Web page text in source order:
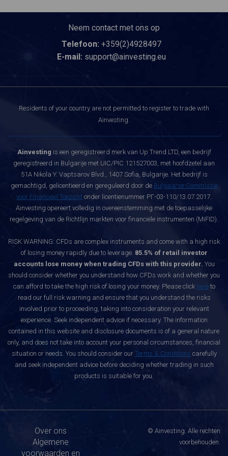
Neem contact met ons op
Telefoon: +359(2)4928497
E-mail: support@ainvesting.eu
Residents of your country are not permitted to register to trade with
Ainvesting.
Ainvesting is een geregistreerd merk van Up Trend LTD, een bedrijf
geregistreerd in Bulgarije met UIC/PIC 121527003, met hoofdzetel aan
51A Nikola Y. Vaptsarov Blvd., 1407 Sofia, Bulgarije. Het bedrijf is
gemachtigd, gelicentieerd en gereguleerd door de Bulgaarse Commissie
voor Financieel Toezicht onder licentienummer РГ-03-110/13.07.2017.
Ainvesting opereert volledig in overeenstemming met de toepasselijke
regelgeving van de Richtlijn markten voor financiële instrumenten (MiFID).
RISK WARNING: CFDs are complex instruments and come with a high risk
of losing money rapidly due to leverage. 85.5% of retail investor
accounts lose money when trading CFDs with this provider. You
should consider whether you understand how CFDs work and whether you
can afford to take the high risk of losing your money. Please click hereto
read our full risk warning and ensure that you understand the risks
involved prior to proceeding, taking into consideration your relevant
experience. Seek independent advice if necessary. The information
contained in this website and disclosure documents is of a general nature
only, and does not take into account your personal circumstances, financial
situation or needs. You should consider our Terms & Conditions carefully
and seek independent advice before deciding whether trading in such
products is suitable for you.
Over ons
Algemene
voorwaarden en
© Ainvesting. Alle rechten
voorbehouden.